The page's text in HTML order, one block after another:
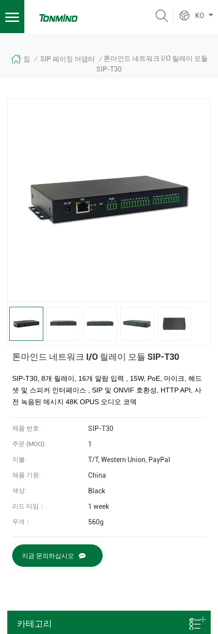
KO
집 / SIP 페이징 어댑터 / 톤마인드 네트워크 I/O 릴레이 모듈
SIP-T30
톤마인드 네트워크 I/O 릴레이 모듈 SIP-T30
SIP-T30, 8개 릴레이, 16개 알람 입력 , 15W, PoE, 마이크, 헤드
셋 및 스피커 인터페이스 , SIP 및 ONVIF 호환성, HTTP API, 사
전 녹음된 메시지 48K OPUS 오디오 코덱
제품 번호: SIP-T30
주문 (MOQ): 1
지불: T/T, Western Union, PayPal
제품 기원: China
색상: Black
리드 타임： 1 week
무게： 560g
지금 문의하십시오
카테고리